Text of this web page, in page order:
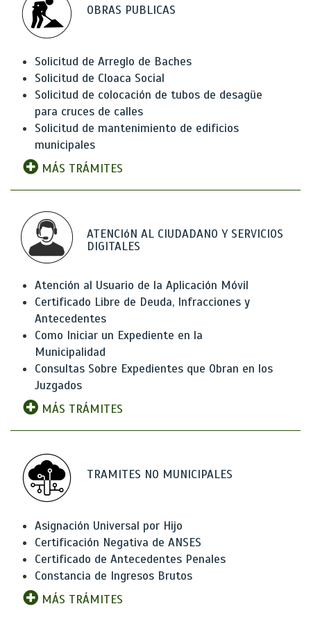
OBRAS PUBLICAS
Solicitud de Arreglo de Baches
Solicitud de Cloaca Social
Solicitud de colocación de tubos de desagüe
para cruces de calles
Solicitud de mantenimiento de edificios
municipales
MÁS TRÁMITES
ATENCIóN AL CIUDADANO Y SERVICIOS
DIGITALES
Atención al Usuario de la Aplicación Móvil
Certificado Libre de Deuda, Infracciones y
Antecedentes
Como Iniciar un Expediente en la
Municipalidad
Consultas Sobre Expedientes que Obran en los
Juzgados
MÁS TRÁMITES
TRAMITES NO MUNICIPALES
Asignación Universal por Hijo
Certificación Negativa de ANSES
Certificado de Antecedentes Penales
Constancia de Ingresos Brutos
MÁS TRÁMITES